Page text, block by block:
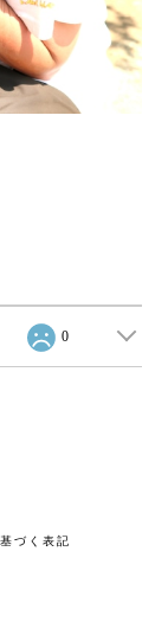
0
づく表記